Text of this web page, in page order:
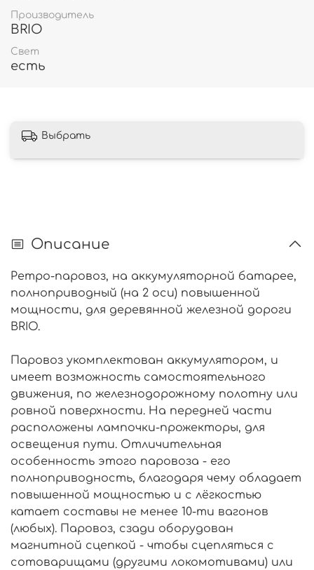
Производитель
BRIO
Свет
есть
Выбрать
Описание
Ретро-паровоз, на аккумуляторной батарее,
полноприводный (на 2 оси) повышенной
мощности, для деревянной железной дороги
BRIO.
Паровоз укомплектован аккумулятором, и
имеет возможность самостоятельного
движения, по железнодорожному полотну или
ровной поверхности. На передней части
расположены лампочки-прожекторы, для
освещения пути. Отличительная
особенность этого паровоза - его
полноприводность, благодаря чему обладает
повышенной мощностью и с лёгкостью
катает составы не менее 10-ти вагонов
(любых). Паровоз, сзади оборудован
магнитной сцепкой - чтобы сцепляться с
сотоварищами (другими локомотивами) или